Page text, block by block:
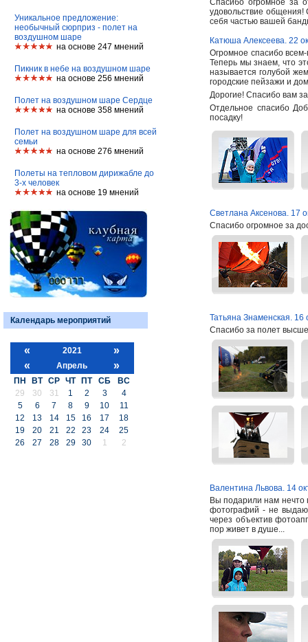
Уникальное предложение:
необычный сюрприз - полет на
воздушном шаре
на основе 247 мнений
Пикник в небе на воздушном шаре
на основе 256 мнений
Полет на воздушном шаре Сердце
на основе 358 мнений
Полет на воздушном шаре для всей
семьи
на основе 276 мнений
Полеты на тепловом дирижабле до
3-х человек
на основе 19 мнений
Календарь мероприятий
« 2021
»
«
Апрель »
ПН ВТ СР ЧТ ПТ СБ
ВС
29
30 31 1 2 3
4
5
6 7 8 9 10
11
12
13 14 15 16 17
18
19
20 21 22 23 24
25
26
27 28 29 30 1 2
Спасибо огромное за
удовольствие
себя частью вашей
Катюша Алексеева. 22
Огромное спасибо
Теперь мы знаем, что
называется голубой
городские пейзажи и
Дорогие! Спасибо вам
Отдельное спасибо
посадку!
Светлана Аксенова. 17
Спасибо огромное за
Татьяна Знаменская. 16
Спасибо за полет
Валентина Львова. 14
Вы подарили нам нечто
фотографий - не
через объектив
пор живет в душе...